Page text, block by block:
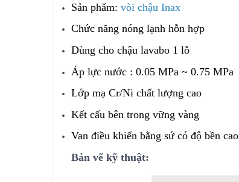
Sản phẩm: vòi chậu Inax
Chức năng nóng lạnh hỗn hợp
Dùng cho chậu lavabo 1 lỗ
Áp lực nước : 0.05 MPa ~ 0.75 MPa
Lớp mạ Cr/Ni chất lượng cao
Kết cấu bên trong vững vàng
Van điều khiển bằng sứ có độ bền cao
Bản vẽ kỹ thuật: